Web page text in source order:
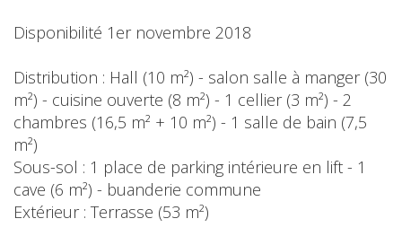
Disponibilité 1er novembre 2018
Distribution : Hall (10 m²) - salon salle à manger (30
m²) - cuisine ouverte (8 m²) - 1 cellier (3 m²) - 2
chambres (16,5 m² + 10 m²) - 1 salle de bain (7,5
m²)
Sous-sol : 1 place de parking intérieure en lift - 1
cave (6 m²) - buanderie commune
Extérieur : Terrasse (53 m²)